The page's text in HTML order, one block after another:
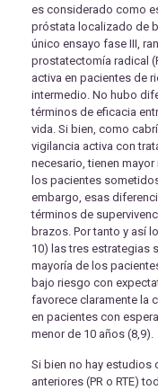
es considerado como
próstata localizado de
único ensayo fase III,
prostatectomía radical
activa en pacientes de
intermedio. No hubo
términos de eficacia
vida. Si bien, como
vigilancia activa con
necesario, tienen
los pacientes
embargo, esas
términos de
brazos. Por tanto y así
10) las tres estrategias
mayoría de los
bajo riesgo con
favorece claramente la
en pacientes con
menor de 10 años (8,9).
Si bien no hay estudios
anteriores (PR o RTE)